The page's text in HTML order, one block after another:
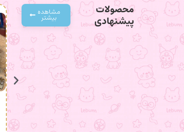
محصولات
پیشنهادی
مشاهده
بیشتر